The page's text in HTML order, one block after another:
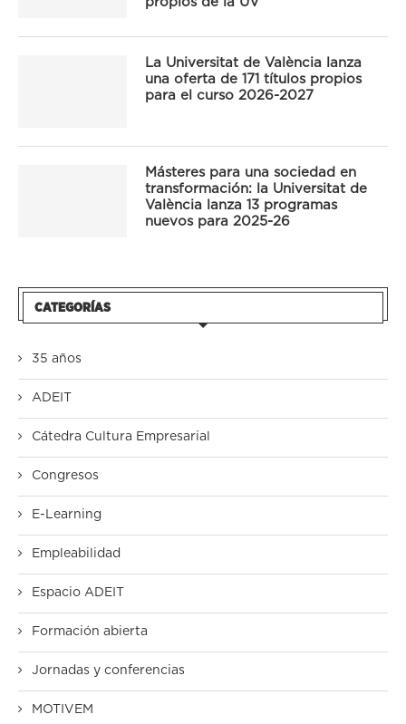
La Universitat de València lanza
una oferta de 171 títulos propios
para el curso 2026-2027
Másteres para una sociedad en
transformación: la Universitat de
València lanza 13 programas
nuevos para 2025-26
CATEGORÍAS
35 años
ADEIT
Cátedra Cultura Empresarial
Congresos
E-Learning
Empleabilidad
Espacio ADEIT
Formación abierta
Jornadas y conferencias
MOTIVEM